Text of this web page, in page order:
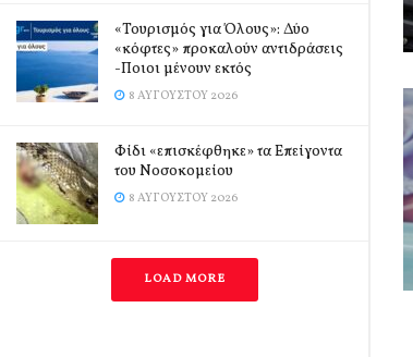
«Τουρισμός για Όλους»: Δύο
«κόφτες» προκαλούν αντιδράσεις
-Ποιοι μένουν εκτός
8 ΑΥΓΟΎΣΤΟΥ 2026
Φίδι «επισκέφθηκε» τα Επείγοντα
του Νοσοκομείου
8 ΑΥΓΟΎΣΤΟΥ 2026
LOAD MORE